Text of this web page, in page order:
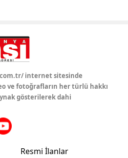
internet sitesinde
ve fotoğrafların her türlü hakkı
gösterilerek dahi
Resmi İlanlar